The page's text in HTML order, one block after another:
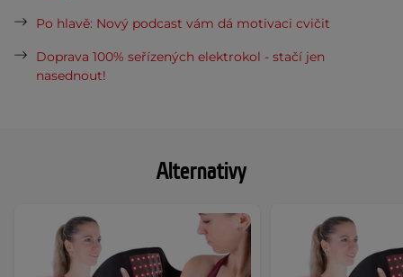
Alternativy
Po hlavě: Nový podcast vám dá motivaci cvičit
Doprava 100% seřízených elektrokol - stačí jen
nasednout!